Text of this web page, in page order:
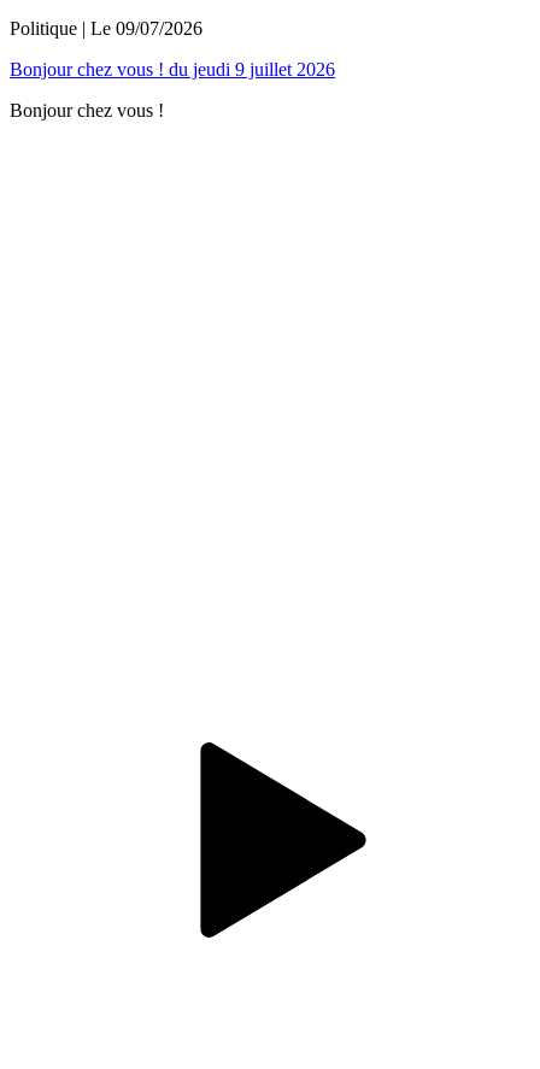
Politique | Le 09/07/2026
Bonjour chez vous ! du jeudi 9 juillet 2026
Bonjour chez vous !